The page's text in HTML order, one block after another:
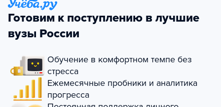
Готовим к поступлению в лучшие
вузы России
Обучение в комфортном темпе без
стресса
Ежемесячные пробники и аналитика
прогресса